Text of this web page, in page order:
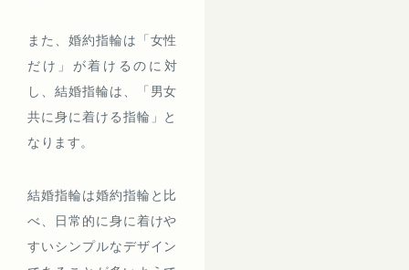
また、婚約指輪は「女性
だけ」が着けるのに対
し、結婚指輪は、「男女
共に身に着ける指輪」と
なります。
結婚指輪は婚約指輪と比
べ、日常的に身に着けや
すいシンプルなデザイン